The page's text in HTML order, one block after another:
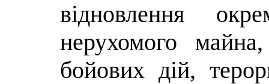
відновлення
нерухомого
бойових дій,